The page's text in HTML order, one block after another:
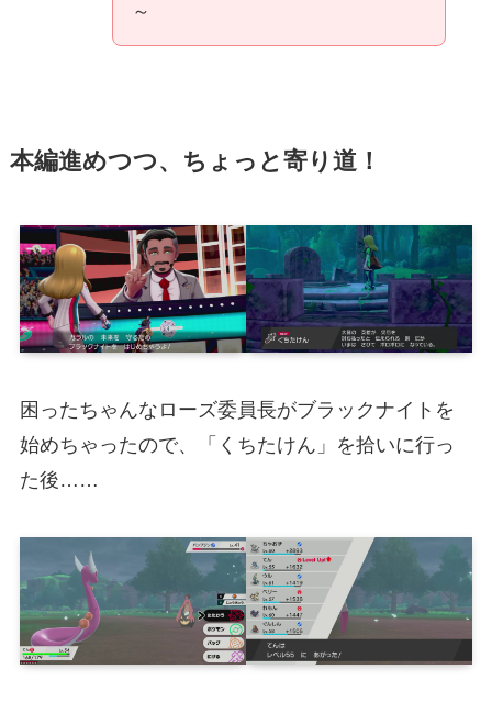
～
本編進めつつ、ちょっと寄り道！
困ったちゃんなローズ委員長がブラックナイトを
始めちゃったので、「くちたけん」を拾いに行っ
た後……